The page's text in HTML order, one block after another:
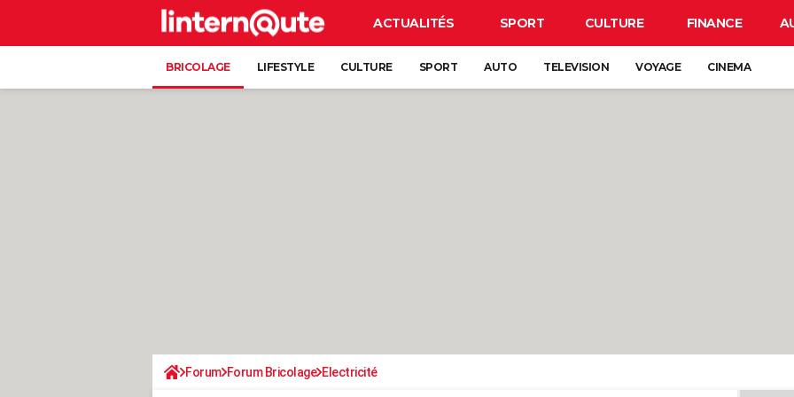
ACTUALITÉS SPORT CULTURE FINANCE
BRICOLAGE LIFESTYLE CULTURE SPORT AUTO TELEVISION VOYAGE CINEMA
Forum Forum Bricolage Electricité